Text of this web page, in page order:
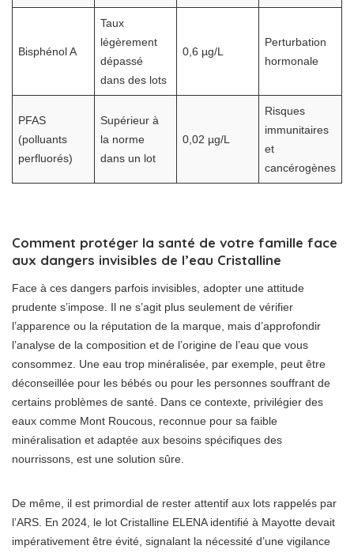
Bisphénol A
Taux
légèrement
dépassé
dans des lots
0,6 µg/L
Perturbation
hormonale
PFAS
(polluants
perfluorés)
Supérieur à
la norme
dans un lot
0,02 µg/L
Risques
immunitaires
et
cancérogènes
Comment protéger la santé de votre famille face
aux dangers invisibles de l’eau Cristalline
Face à ces dangers parfois invisibles, adopter une attitude
prudente s’impose. Il ne s’agit plus seulement de vérifier
l’apparence ou la réputation de la marque, mais d’approfondir
l’analyse de la composition et de l’origine de l’eau que vous
consommez. Une eau trop minéralisée, par exemple, peut être
déconseillée pour les bébés ou pour les personnes souffrant de
certains problèmes de santé. Dans ce contexte, privilégier des
eaux comme Mont Roucous, reconnue pour sa faible
minéralisation et adaptée aux besoins spécifiques des
nourrissons, est une solution sûre.
De même, il est primordial de rester attentif aux lots rappelés par
l’ARS. En 2024, le lot Cristalline ELENA identifié à Mayotte devait
impérativement être évité, signalant la nécessité d’une vigilance